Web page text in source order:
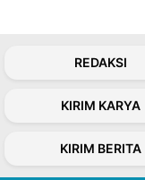
REDAKSI
KIRIM KARYA
KIRIM BERITA